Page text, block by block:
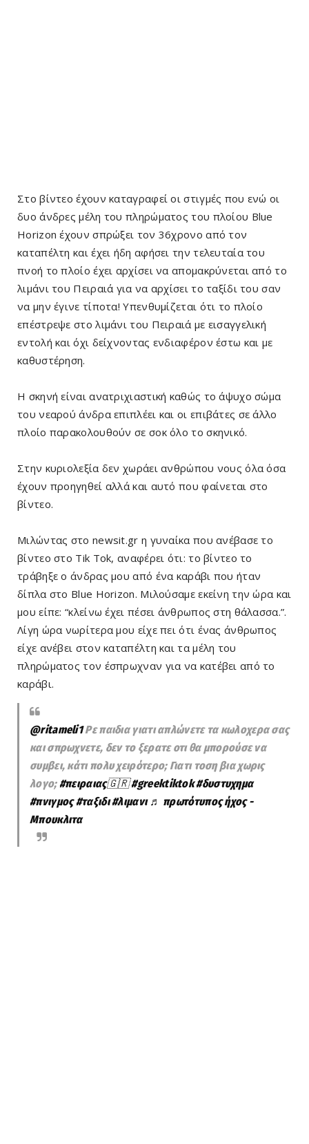
Στο βίντεο έχουν καταγραφεί οι στιγμές που ενώ οι
δυο άνδρες μέλη του πληρώματος του πλοίου Blue
Horizon έχουν σπρώξει τον 36χρονο από τον
καταπέλτη και έχει ήδη αφήσει την τελευταία του
πνοή το πλοίο έχει αρχίσει να απομακρύνεται από το
λιμάνι του Πειραιά για να αρχίσει το ταξίδι του σαν
να μην έγινε τίποτα! Υπενθυμίζεται ότι το πλοίο
επέστρεψε στο λιμάνι του Πειραιά με εισαγγελική
εντολή και όχι δείχνοντας ενδιαφέρον έστω και με
καθυστέρηση.
Η σκηνή είναι ανατριχιαστική καθώς το άψυχο σώμα
του νεαρού άνδρα επιπλέει και οι επιβάτες σε άλλο
πλοίο παρακολουθούν σε σοκ όλο το σκηνικό.
Στην κυριολεξία δεν χωράει ανθρώπου νους όλα όσα
έχουν προηγηθεί αλλά και αυτό που φαίνεται στο
βίντεο.
Μιλώντας στο newsit.gr η γυναίκα που ανέβασε το
βίντεο στο Tik Tok, αναφέρει ότι: το βίντεο το
τράβηξε ο άνδρας μου από ένα καράβι που ήταν
δίπλα στο Blue Horizon. Μιλούσαμε εκείνη την ώρα και
μου είπε: “κλείνω έχει πέσει άνθρωπος στη θάλασσα.”.
Λίγη ώρα νωρίτερα μου είχε πει ότι ένας άνθρωπος
είχε ανέβει στον καταπέλτη και τα μέλη του
πληρώματος τον έσπρωχναν για να κατέβει από το
καράβι.
@ritameli1Ρε παιδια γιατι απλώνετε τα κωλοχερα σας
και σπρωχνετε, δεν το ξερατε οτι θα μπορούσε να
συμβει, κάτι πολυ χειρότερο; Γιατι τοση βια χωρις
λογο;#πειραιας🇬🇷#greektiktok#δυστυχημα
#πνιγμος#ταξιδι#λιμανι ♬ πρωτότυπος ήχος -
Μπουκλιτα